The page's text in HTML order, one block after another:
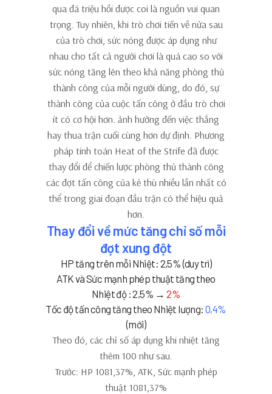
qua đá triệu hồi được coi là nguồn vui quan
trọng. Tuy nhiên, khi trò chơi tiến về nửa sau
của trò chơi, sức nóng được áp dụng như
nhau cho tất cả người chơi là quá cao so với
sức nóng tăng lên theo khả năng phòng thủ
thành công của mỗi người dùng, do đó, sự
thành công của cuộc tấn công ở đầu trò chơi
ít có cơ hội hơn. ảnh hưởng đến việc thắng
hay thua trận cuối cùng hơn dự định. Phương
pháp tính toán Heat of the Strife đã được
thay đổi để chiến lược phòng thủ thành công
các đợt tấn công của kẻ thù nhiều lần nhất có
thể trong giai đoạn đầu trận có thể hiệu quả
hơn.
Thay đổi về mức tăng chỉ số mỗi
đợt xung đột
HP tăng trên mỗi Nhiệt: 2,5%(duy trì)
ATK và Sức mạnh phép thuật tăng theo
Nhiệt độ : 2,5% →2%
Tốc độ tấn công tăng theo Nhiệt lượng: 0,4%
(mới)
Theo đó, các chỉ số áp dụng khi nhiệt tăng
thêm 100 như sau.
Trước: HP 1081,37%, ATK, Sức mạnh phép
thuật 1081,37%